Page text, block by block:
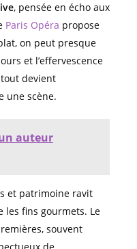
, pensée en écho aux
Paris Opéra propose
on peut presque
et l’effervescence
devient
une scène.
auteur
et patrimoine ravit
les fins gourmets. Le
souvent